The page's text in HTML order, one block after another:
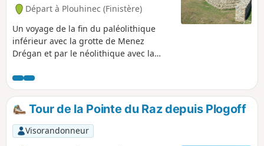
Départ à Plouhinec (Finistère)
Un voyage de la fin du paléolithique
inférieur avec la grotte de Menez
Drégan et par le néolithique avec la
de garde de 1747, ce circuit côtier
conduit ensuite vers des vallons où sont
nichés des fontaines sacrées ainsi que
la petite Chapelle Saint-They.De beaux
paysages et de belles découvertes.
Tour de la Pointe du Raz depuis Plogoff
Visorandonneur